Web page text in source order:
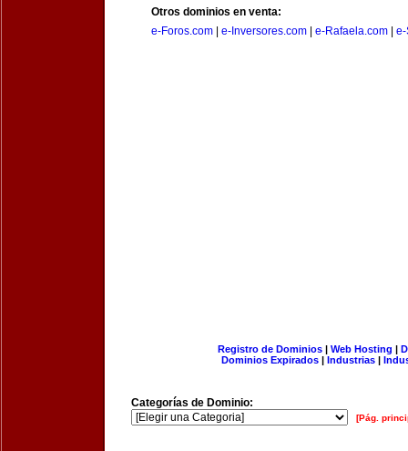
Otros dominios en venta:
e-Foros.com
e-Inversores.com e-Rafaela.com e-
Registro de Dominios| Web Hosting |
Dominios Expirados | Industrias |
Categorías de Dominio:
[Pág.